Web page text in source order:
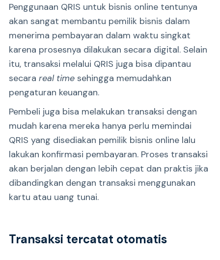
Penggunaan QRIS untuk bisnis online tentunya
akan sangat membantu pemilik bisnis dalam
menerima pembayaran dalam waktu singkat
karena prosesnya dilakukan secara digital. Selain
itu, transaksi melalui QRIS juga bisa dipantau
secara real time sehingga memudahkan
pengaturan keuangan.
Pembeli juga bisa melakukan transaksi dengan
mudah karena mereka hanya perlu memindai
QRIS yang disediakan pemilik bisnis online lalu
lakukan konfirmasi pembayaran. Proses transaksi
akan berjalan dengan lebih cepat dan praktis jika
dibandingkan dengan transaksi menggunakan
kartu atau uang tunai.
Transaksi tercatat otomatis